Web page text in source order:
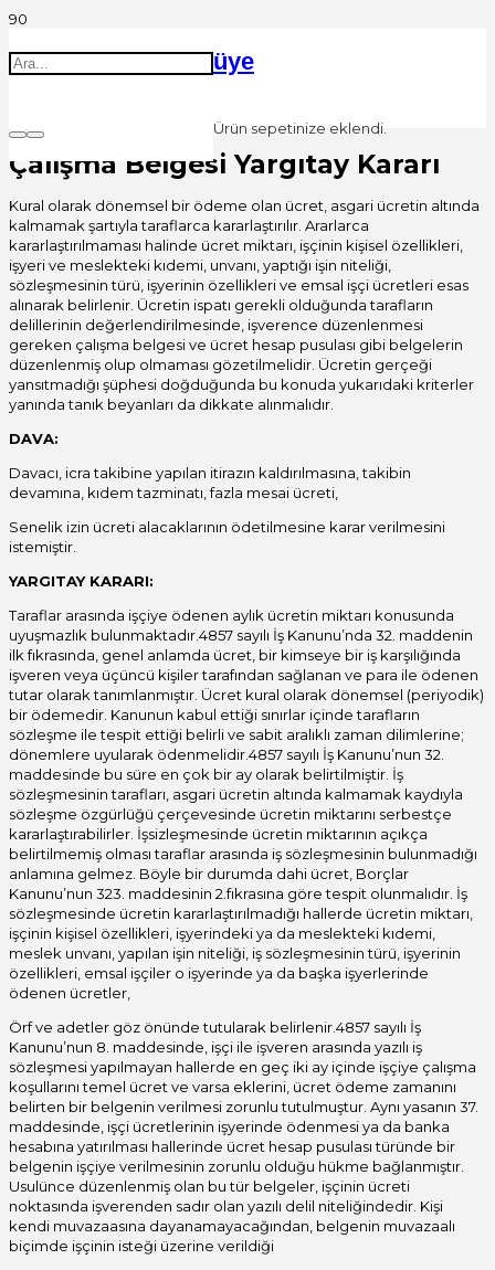
üye
Ürün sepetinize eklendi.
Çalışma Belgesi Yargıtay Kararı
Kural olarak dönemsel bir ödeme olan ücret, asgari ücretin altında
kalmamak şartıyla taraflarca kararlaştırılır. Ararlarca
kararlaştırılmaması halinde ücret miktarı, işçinin kişisel özellikleri,
işyeri ve meslekteki kıdemi, unvanı, yaptığı işin niteliği,
sözleşmesinin türü, işyerinin özellikleri ve emsal işçi ücretleri esas
alınarak belirlenir. Ücretin ispatı gerekli olduğunda tarafların
delillerinin değerlendirilmesinde, işverence düzenlenmesi
gereken çalışma belgesi ve ücret hesap pusulası gibi belgelerin
düzenlenmiş olup olmaması gözetilmelidir. Ücretin gerçeği
yansıtmadığı şüphesi doğduğunda bu konuda yukarıdaki kriterler
yanında tanık beyanları da dikkate alınmalıdır.
DAVA:
Davacı, icra takibine yapılan itirazın kaldırılmasına, takibin
devamına, kıdem tazminatı, fazla mesai ücreti,
Senelik izin ücreti alacaklarının ödetilmesine karar verilmesini
istemiştir.
YARGITAY KARARI:
Taraflar arasında işçiye ödenen aylık ücretin miktarı konusunda
uyuşmazlık bulunmaktadır.4857 sayılı İş Kanunu’nda 32. maddenin
ilk fıkrasında, genel anlamda ücret, bir kimseye bir iş karşılığında
işveren veya üçüncü kişiler tarafından sağlanan ve para ile ödenen
tutar olarak tanımlanmıştır. Ücret kural olarak dönemsel (periyodik)
bir ödemedir. Kanunun kabul ettiği sınırlar içinde tarafların
sözleşme ile tespit ettiği belirli ve sabit aralıklı zaman dilimlerine;
dönemlere uyularak ödenmelidir.4857 sayılı İş Kanunu’nun 32.
maddesinde bu süre en çok bir ay olarak belirtilmiştir. İş
sözleşmesinin tarafları, asgari ücretin altında kalmamak kaydıyla
sözleşme özgürlüğü çerçevesinde ücretin miktarını serbestçe
kararlaştırabilirler. İşsizleşmesinde ücretin miktarının açıkça
belirtilmemiş olması taraflar arasında iş sözleşmesinin bulunmadığı
anlamına gelmez. Böyle bir durumda dahi ücret, Borçlar
Kanunu’nun 323. maddesinin 2.fıkrasına göre tespit olunmalıdır. İş
sözleşmesinde ücretin kararlaştırılmadığı hallerde ücretin miktarı,
işçinin kişisel özellikleri, işyerindeki ya da meslekteki kıdemi,
meslek unvanı, yapılan işin niteliği, iş sözleşmesinin türü, işyerinin
özellikleri, emsal işçiler o işyerinde ya da başka işyerlerinde
ödenen ücretler,
Örf ve adetler göz önünde tutularak belirlenir.4857 sayılı İş
Kanunu’nun 8. maddesinde, işçi ile işveren arasında yazılı iş
sözleşmesi yapılmayan hallerde en geç iki ay içinde işçiye çalışma
koşullarını temel ücret ve varsa eklerini, ücret ödeme zamanını
belirten bir belgenin verilmesi zorunlu tutulmuştur. Aynı yasanın 37.
maddesinde, işçi ücretlerinin işyerinde ödenmesi ya da banka
hesabına yatırılması hallerinde ücret hesap pusulası türünde bir
belgenin işçiye verilmesinin zorunlu olduğu hükme bağlanmıştır.
Usulünce düzenlenmiş olan bu tür belgeler, işçinin ücreti
noktasında işverenden sadır olan yazılı delil niteliğindedir. Kişi
kendi muvazaasına dayanamayacağından, belgenin muvazaalı
biçimde işçinin isteği üzerine verildiği